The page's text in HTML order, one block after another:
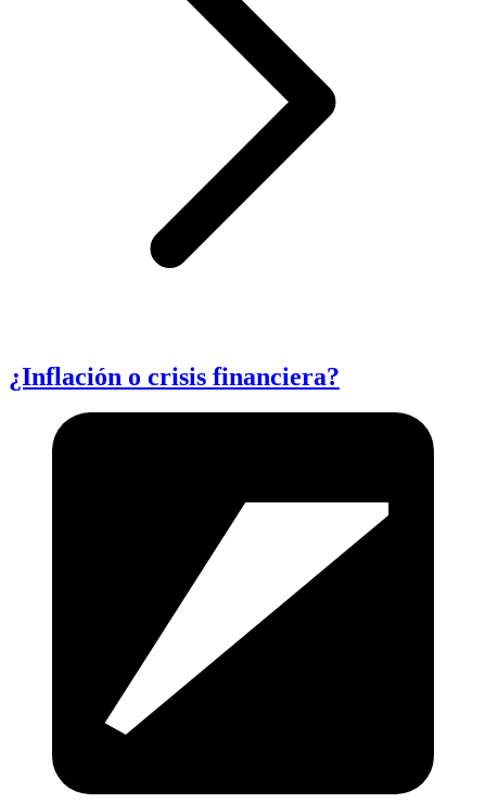
¿Inflación o crisis financiera?